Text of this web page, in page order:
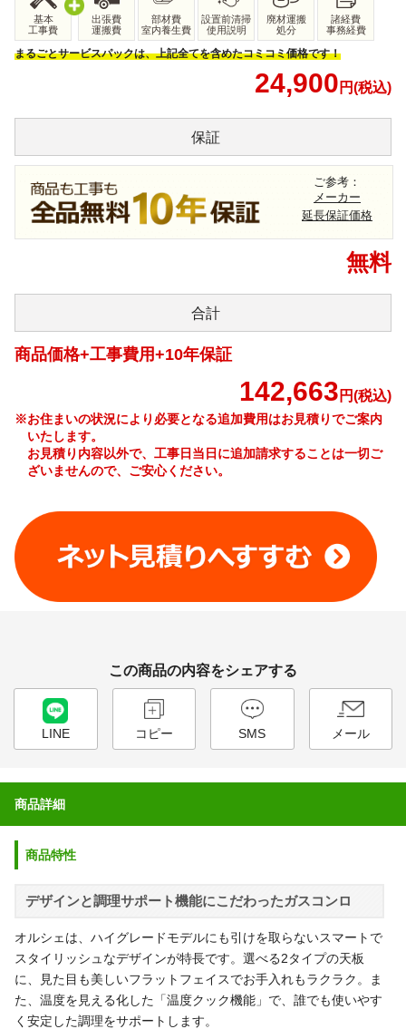
基本
工事費
出張費
運搬費
部材費
室内養生費
設置前清掃
使用説明
廃材運搬
処分
諸経費
事務経費
まるごとサービスパックは、上記全てを含めたコミコミ価格です！
24,900 円(税込)
保証
ご参考：
メーカー
延長保証価格
無料
合計
商品価格+工事費用+10年保証
142,663 円(税込)
※お住まいの状況により必要となる追加費用はお見積りでご案内
いたします。
お見積り内容以外で、工事日当日に追加請求することは一切ご
ざいませんので、ご安心ください。
この商品の内容をシェアする
LINE コピー SMS メール
商品詳細
商品特性
デザインと調理サポート機能にこだわったガスコンロ
オルシェは、ハイグレードモデルにも引けを取らないスマートで
スタイリッシュなデザインが特長です。選べる2タイプの天板
に、見た目も美しいフラットフェイスでお手入れもラクラク。ま
た、温度を見える化した「温度クック機能」で、誰でも使いやす
く安定した調理をサポートします。